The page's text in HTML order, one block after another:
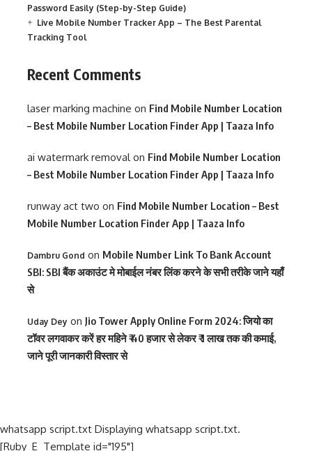
Password Easily (Step-by-Step Guide)
Live Mobile Number Tracker App – The Best Parental
Tracking Tool
Recent Comments
laser marking machine on Find Mobile Number Location
– Best Mobile Number Location Finder App | Taaza Info
ai watermark removal on Find Mobile Number Location
– Best Mobile Number Location Finder App | Taaza Info
runway act two on Find Mobile Number Location – Best
Mobile Number Location Finder App | Taaza Info
Dambru Gond on Mobile Number Link To Bank Account
SBI: SBI बैंक अकाउंट मे मोबाईल नंबर लिंक करने के सभी तरीके जाने यहाँ
से
Uday Dey on Jio Tower Apply Online Form 2024: जियो का
टॉवर लगवाकर करें हर महिने ₹ 40 हजार से लेकर ₹ 1 लाख तक की कमाई,
जाने पूरी जानकारी विस्तार से
whatsapp script.txt Displaying whatsapp script.txt.
[Ruby_E_Template id="195"]